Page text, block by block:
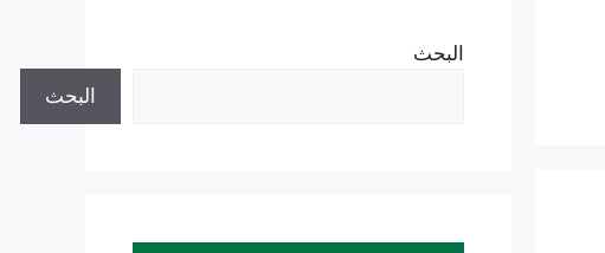
البحث
البحث